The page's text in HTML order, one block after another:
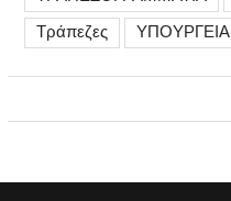
Τράπεζες
ΥΠΟΥΡΓΕΙΑ